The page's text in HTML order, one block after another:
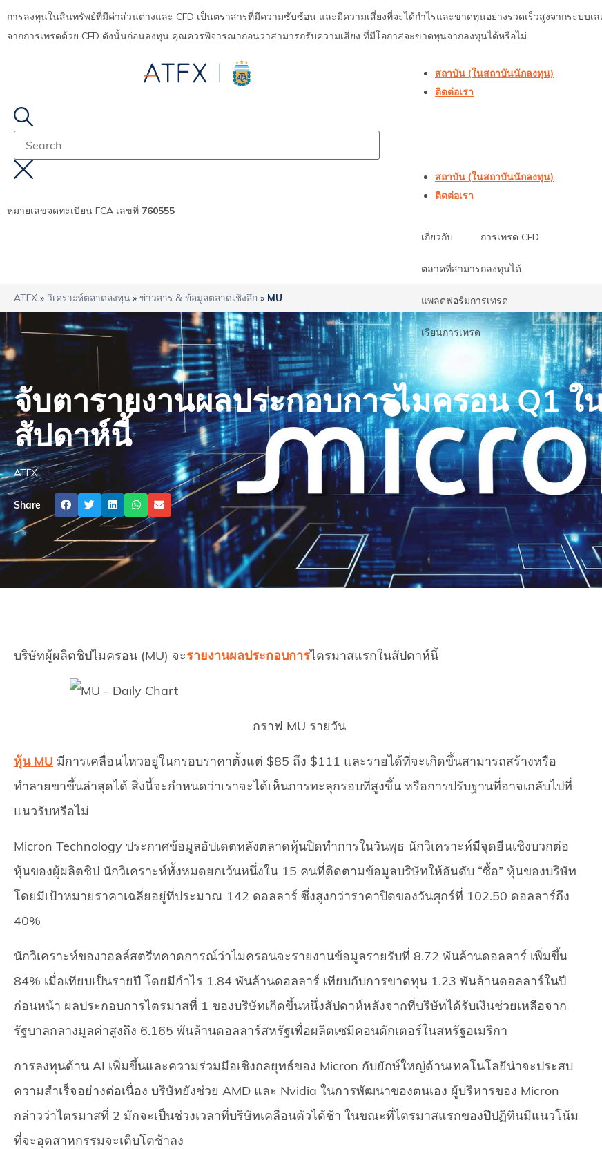
การลงทุนในสินทรัพย์ที่มีค่าส่วนต่างและ CFD เป็นตราสารที่มีความซับซ้อน และมีความเสี่ยงที่จะได้กำไรและขาดทุนอย่างรวดเร็วสูงจากระบบเ
จากการเทรดด้วย CFD ดังนั้นก่อนลงทุน คุณควรพิจารณาก่อนว่าสามารถรับความเสี่ยง ที่มีโอกาสจะขาดทุนจากลงทุนได้หรือไม่
หมายเลขจดทะเบียน FCA เลขที่ 760555
สถาบัน (ในสถาบันนักลงทุน)
ติดต่อเรา
สถาบัน (ในสถาบันนักลงทุน)
ติดต่อเรา
เกี่ยวกับ การเทรด CFD
ตลาดที่สามารถลงทุนได้
แพลตฟอร์มการเทรด
เรียนการเทรด
ATFX » วิเคราะห์ตลาดลงทุน » ข่าวสาร & ข้อมูลตลาดเชิงลึก » MU
จับตารายงานผลประกอบการไมครอน Q1 ใ
สัปดาห์นี้
ATFX
Share
บริษัทผู้ผลิตชิปไมครอน (MU) จะรายงานผลประกอบการไตรมาสแรกในสัปดาห์นี้
กราฟ MU รายวัน
หุ้น MU มีการเคลื่อนไหวอยู่ในกรอบราคาตั้งแต่ $85 ถึง $111 และรายได้ที่จะเกิดขึ้นสามารถสร้างหรือ
ทำลายขาขึ้นล่าสุดได้ สิ่งนี้จะกำหนดว่าเราจะได้เห็นการทะลุกรอบที่สูงขึ้น หรือการปรับฐานที่อาจเกลับไปที่
แนวรับหรือไม่
Micron Technology ประกาศข้อมูลอัปเดตหลังตลาดหุ้นปิดทำการในวันพุธ นักวิเคราะห์มีจุดยืนเชิงบวกต่อ
หุ้นของผู้ผลิตชิป นักวิเคราะห์ทั้งหมดยกเว้นหนึ่งใน 15 คนที่ติดตามข้อมูลบริษัทให้อันดับ “ซื้อ” หุ้นของบริษัท
โดยมีเป้าหมายราคาเฉลี่ยอยู่ที่ประมาณ 142 ดอลลาร์ ซึ่งสูงกว่าราคาปิดของวันศุกร์ที่ 102.50 ดอลลาร์ถึง
40%
นักวิเคราะห์ของวอลล์สตรีทคาดการณ์ว่าไมครอนจะรายงานข้อมูลรายรับที่ 8.72 พันล้านดอลลาร์ เพิ่มขึ้น
84% เมื่อเทียบเป็นรายปี โดยมีกำไร 1.84 พันล้านดอลลาร์ เทียบกับการขาดทุน 1.23 พันล้านดอลลาร์ในปี
ก่อนหน้า ผลประกอบการไตรมาสที่ 1 ของบริษัทเกิดขึ้นหนึ่งสัปดาห์หลังจากที่บริษัทได้รับเงินช่วยเหลือจาก
รัฐบาลกลางมูลค่าสูงถึง 6.165 พันล้านดอลลาร์สหรัฐเพื่อผลิตเซมิคอนดักเตอร์ในสหรัฐอเมริกา
การลงทุนด้าน AI เพิ่มขึ้นและความร่วมมือเชิงกลยุทธ์ของ Micron กับยักษ์ใหญ่ด้านเทคโนโลยีน่าจะประสบ
ความสำเร็จอย่างต่อเนื่อง บริษัทยังช่วย AMD และ Nvidia ในการพัฒนาของตนเอง ผู้บริหารของ Micron
กล่าวว่าไตรมาสที่ 2 มักจะเป็นช่วงเวลาที่บริษัทเคลื่อนตัวได้ช้า ในขณะที่ไตรมาสแรกของปีปฏิทินมีแนวโน้ม
ที่จะอุตสาหกรรมจะเติบโตช้าลง